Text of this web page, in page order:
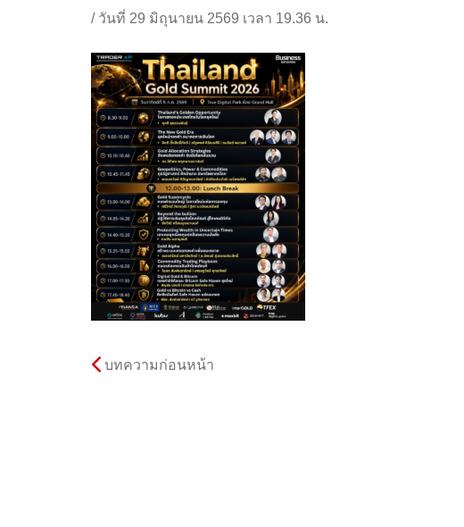
/ วันที่ 29 มิถุนายน 2569 เวลา 19.36 น.
บทความก่อนหน้า